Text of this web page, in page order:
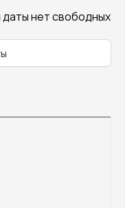
нет свободных